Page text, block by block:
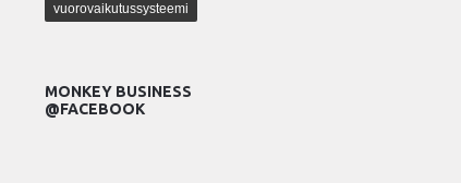
vuorovaikutussysteemi
MONKEY BUSINESS
@FACEBOOK